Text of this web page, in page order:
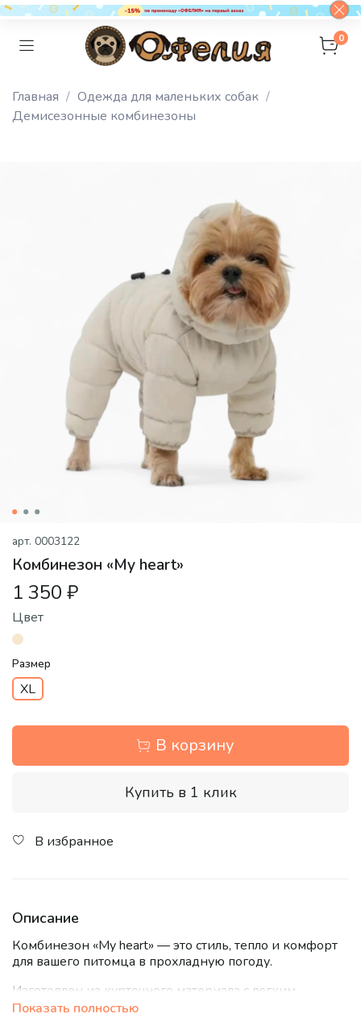
0
Главная
Одежда для маленьких собак
Демисезонные комбинезоны
арт. 0003122
Комбинезон «My heart»
1 350 ₽
Цвет
Размер
XL
В корзину
Купить в 1 клик
В избранное
Описание
Комбинезон «My heart» — это стиль, тепло и комфорт
для вашего питомца в прохладную погоду.
Изготовлен из курточного материала с легким
утеплителем. Надежная защита от ветра и холода.
Показать полностью